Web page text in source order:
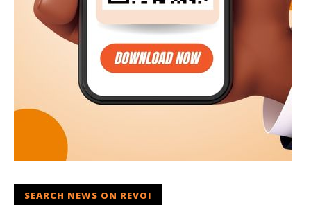
SEARCH NEWS ON REVOI